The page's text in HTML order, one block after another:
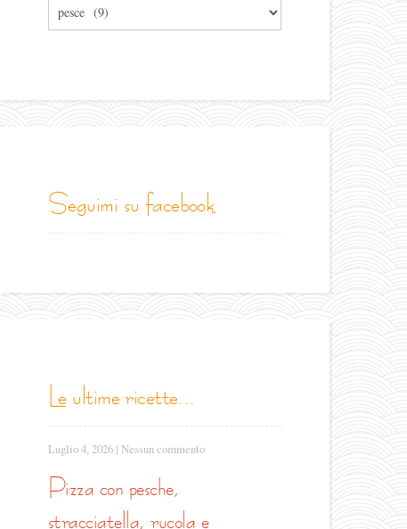
seguimi su facebook
le ultime ricette...
Luglio 4, 2026 | Nessun commento
pizza con pesche,
stracciatella, rucola e